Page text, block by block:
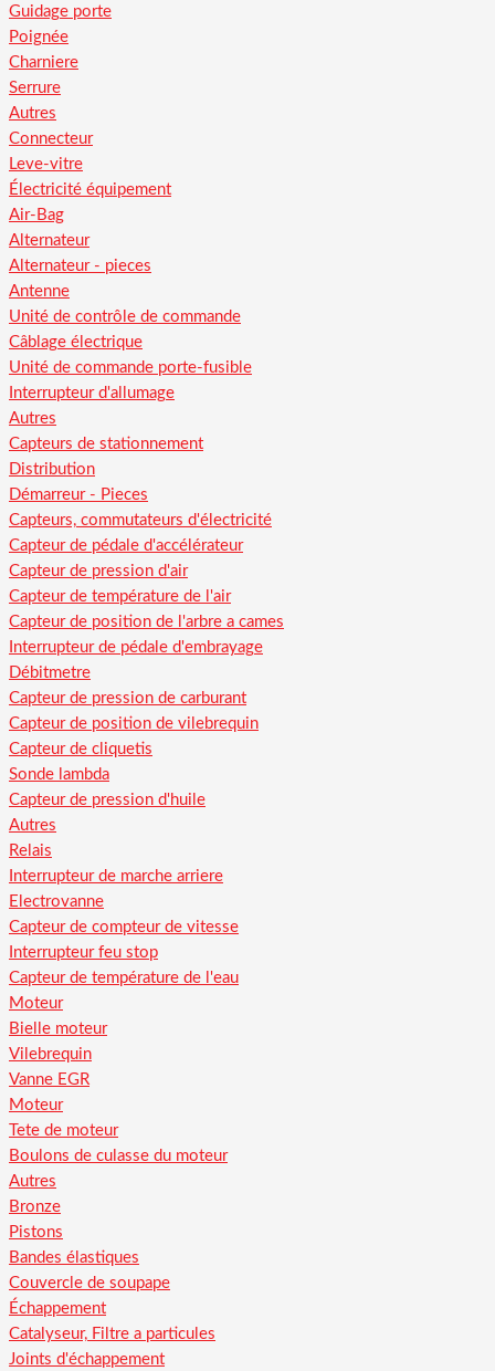
Guidage porte
Poignée
Charniere
Serrure
Autres
Connecteur
Leve-vitre
Électricité équipement
Air-Bag
Alternateur
Alternateur - pieces
Antenne
Unité de contrôle de commande
Câblage électrique
Unité de commande porte-fusible
Interrupteur d'allumage
Autres
Capteurs de stationnement
Distribution
Démarreur - Pieces
Capteurs, commutateurs d'électricité
Capteur de pédale d'accélérateur
Capteur de pression d'air
Capteur de température de l'air
Capteur de position de l'arbre a cames
Interrupteur de pédale d'embrayage
Débitmetre
Capteur de pression de carburant
Capteur de position de vilebrequin
Capteur de cliquetis
Sonde lambda
Capteur de pression d'huile
Autres
Relais
Interrupteur de marche arriere
Electrovanne
Capteur de compteur de vitesse
Interrupteur feu stop
Capteur de température de l'eau
Moteur
Bielle moteur
Vilebrequin
Vanne EGR
Moteur
Tete de moteur
Boulons de culasse du moteur
Autres
Bronze
Pistons
Bandes élastiques
Couvercle de soupape
Échappement
Catalyseur, Filtre a particules
Joints d'échappement